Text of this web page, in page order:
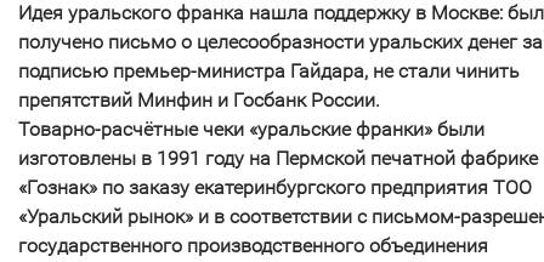
Идея уральского франка нашла поддержку в Москве:
получено письмо о целесообразности уральских денег за
подписью премьер-министра Гайдара, не стали чинить
препятствий Минфин и Госбанк России.
Товарно-расчётные чеки «уральские франки» были
изготовлены в 1991 году на Пермской печатной фабрике
«Гознак» по заказу екатеринбургского предприятия ТОО
«Уральский рынок» и в соответствии с письмом-
государственного производственного объединения